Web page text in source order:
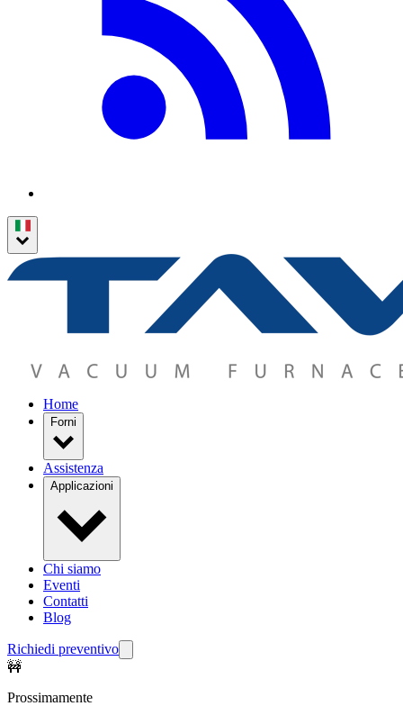
Home
Forni
Assistenza
Applicazioni
Chi siamo
Eventi
Contatti
Blog
Richiedi preventivo
🚧
Prossimamente